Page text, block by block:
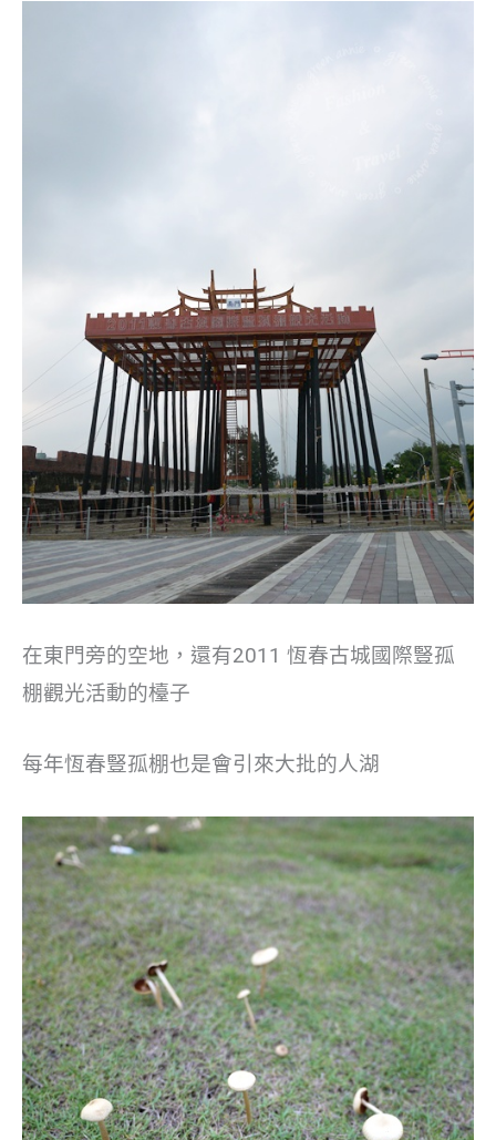
在東門旁的空地，還有2011 恆春古城國際豎孤
棚觀光活動的檯子
每年恆春豎孤棚也是會引來大批的人湖